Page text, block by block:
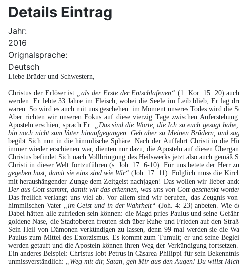
Details Eintrag
Jahr:
2016
Orignalsprache:
Deutsch
Liebe Brüder und Schwestern,
Christus der Erlöser ist „als der Erste der Entschlafenen“ (1. Kor. 15: 20)
werden: Er lebte 33 Jahre im Fleisch, wobei die Seele im Leib blieb; Er lag
waren. So wird es auch mit uns geschehen: im Moment unseres Todes wird
Aber richten wir unseren Fokus auf diese vierzig Tage zwischen
Aposteln erschien, sprach Er:
„Das sind die Worte, die Ich zu euch gesagt
bin noch nicht zum Vater hinaufgegangen. Geh aber zu Meinen Brüdern, und
begibt Sich nun in die himmlische Sphäre. Nach der Auffahrt Christi in die
immer wieder erschienen war, dienten nur dazu, die Aposteln auf diesen
Christus befindet Sich nach Vollbringung des Heilswerks jetzt also auch
Christi in dieser Welt fortzuführen (s. Joh. 17: 6-10). Für uns betete der Herr
gegeben hast, damit sie eins sind wie Wir“ (Joh. 17: 11). Folglich muss die
mit heraushängender Zunge dem Zeitgeist nachjagen! Das wollen wir lieber
Der aus Gott stammt, damit wir das erkennen, was uns von Gott geschenkt
Das freilich verlangt uns viel ab. Vor allem sind wir berufen, das Zeugnis
himmlischen Vater
„im Geist und in der Wahrheit“(Joh. 4: 23) anbeten. Wie
Dabei hätten alle zufrieden sein können: die Magd pries Paulus und seine
goldene Nase, die Stadtoberen freuten sich über Ruhe und Frieden auf den
Sein Heil von Dämonen verkündigen zu lassen, denn 99 mal werden sie die
Paulus zum Mittel des Exorzismus. Es kommt zum Tumult; er und seine
werden getauft und die Aposteln können ihren Weg der Verkündigung fortsetzen.
Ein anderes Beispiel: Christus lobt Petrus in Cäsarea Philippi für sein
unmissverständlich:
„Weg mit dir, Satan, geh Mir aus den Augen! Du willst